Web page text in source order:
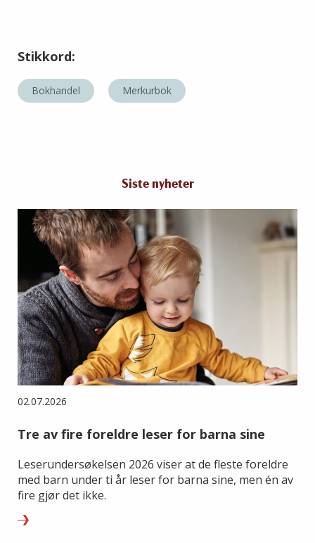
Stikkord:
Bokhandel Merkurbok
Siste nyheter
02.07.2026
Tre av fire foreldre leser for barna sine
Leserundersøkelsen 2026 viser at de fleste foreldre
med barn under ti år leser for barna sine, men én av
fire gjør det ikke.